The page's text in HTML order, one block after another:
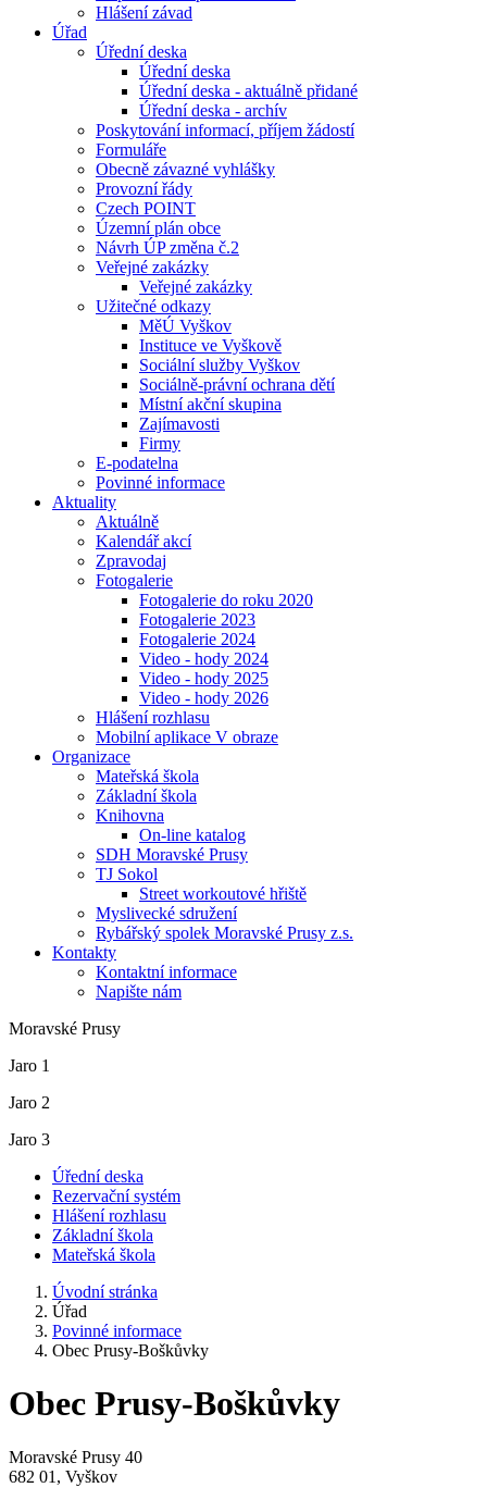
Hlášení závad
Úřad
Úřední deska
Úřední deska
Úřední deska - aktuálně přidané
Úřední deska - archív
Poskytování informací, příjem žádostí
Formuláře
Obecně závazné vyhlášky
Provozní řády
Czech POINT
Územní plán obce
Návrh ÚP změna č.2
Veřejné zakázky
Veřejné zakázky
Užitečné odkazy
MěÚ Vyškov
Instituce ve Vyškově
Sociální služby Vyškov
Sociálně-právní ochrana dětí
Místní akční skupina
Zajímavosti
Firmy
E-podatelna
Povinné informace
Aktuality
Aktuálně
Kalendář akcí
Zpravodaj
Fotogalerie
Fotogalerie do roku 2020
Fotogalerie 2023
Fotogalerie 2024
Video - hody 2024
Video - hody 2025
Video - hody 2026
Hlášení rozhlasu
Mobilní aplikace V obraze
Organizace
Mateřská škola
Základní škola
Knihovna
On-line katalog
SDH Moravské Prusy
TJ Sokol
Street workoutové hřiště
Myslivecké sdružení
Rybářský spolek Moravské Prusy z.s.
Kontakty
Kontaktní informace
Napište nám
Moravské Prusy
Jaro 1
Jaro 2
Jaro 3
Úřední deska
Rezervační systém
Hlášení rozhlasu
Základní škola
Mateřská škola
Úvodní stránka
Úřad
Povinné informace
Obec Prusy-Boškůvky
Obec Prusy-Boškůvky
Moravské Prusy 40
682 01, Vyškov